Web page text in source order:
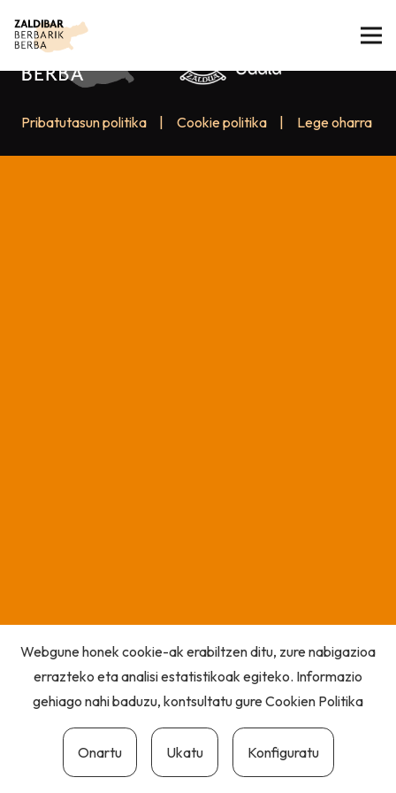
Pribatutasun politika Cookie politika Lege oharra
Webgune honek cookie-ak erabiltzen ditu, zure nabigazioa
errazteko eta analisi estatistikoak egiteko. Informazio
gehiago nahi baduzu, kontsultatu gureCookien Politika
Onartu Ukatu Konfiguratu